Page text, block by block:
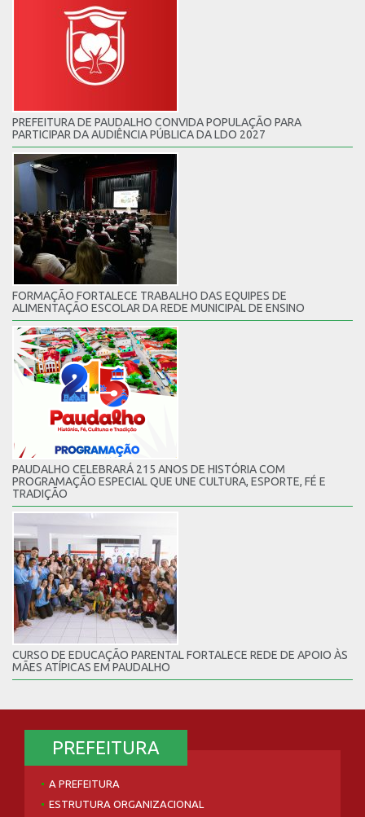
PREFEITURA DE PAUDALHO CONVIDA POPULAÇÃO PARA
PARTICIPAR DA AUDIÊNCIA PÚBLICA DA LDO 2027
FORMAÇÃO FORTALECE TRABALHO DAS EQUIPES DE
ALIMENTAÇÃO ESCOLAR DA REDE MUNICIPAL DE ENSINO
PAUDALHO CELEBRARÁ 215 ANOS DE HISTÓRIA COM
PROGRAMAÇÃO ESPECIAL QUE UNE CULTURA, ESPORTE, FÉ E
TRADIÇÃO
CURSO DE EDUCAÇÃO PARENTAL FORTALECE REDE DE APOIO ÀS
MÃES ATÍPICAS EM PAUDALHO
PREFEITURA
A PREFEITURA
ESTRUTURA ORGANIZACIONAL